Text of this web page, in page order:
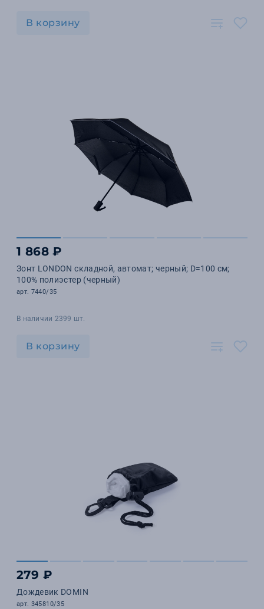
В корзину
1 868 ₽
Зонт LONDON складной, автомат; черный; D=100 см;
100% полиэстер (черный)
арт. 7440/35
В наличии 2399 шт.
В корзину
279 ₽
Дождевик DOMIN
арт. 345810/35